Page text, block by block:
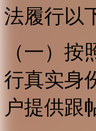
法履行以
（一）
行真实身
户提供跟